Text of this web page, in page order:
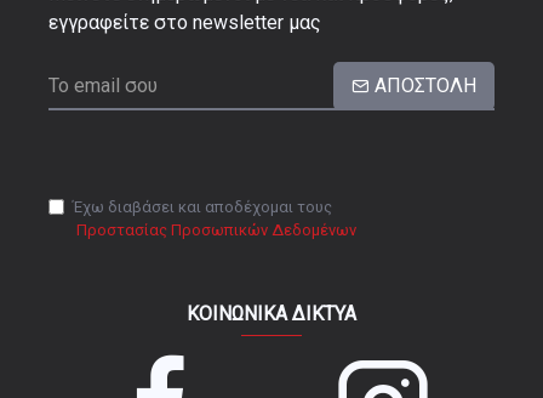
εγγραφείτε στο newsletter μας
ΑΠΟΣΤΟΛΉ
Έχω διαβάσει και αποδέχομαι τους
Προστασίας Προσωπικών Δεδομένων
ΚΟΙΝΩΝΙΚΆ ΔΊΚΤΥΑ